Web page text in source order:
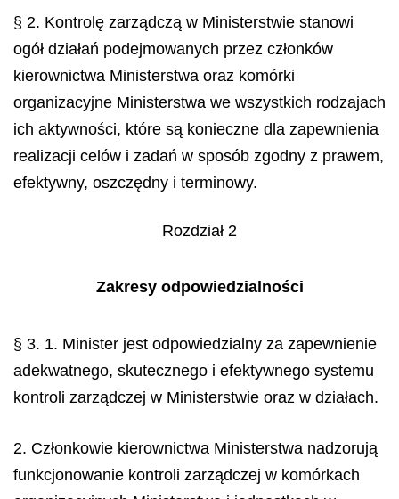
§ 2. Kontrolę zarządczą w Ministerstwie stanowi
ogół działań podejmowanych przez członków
kierownictwa Ministerstwa oraz komórki
organizacyjne Ministerstwa we wszystkich rodzajach
ich aktywności, które są konieczne dla zapewnienia
realizacji celów i zadań w sposób zgodny z prawem,
efektywny, oszczędny i terminowy.
Rozdział 2
Zakresy odpowiedzialności
§ 3. 1. Minister jest odpowiedzialny za zapewnienie
adekwatnego, skutecznego i efektywnego systemu
kontroli zarządczej w Ministerstwie oraz w działach.
2. Członkowie kierownictwa Ministerstwa nadzorują
funkcjonowanie kontroli zarządczej w komórkach